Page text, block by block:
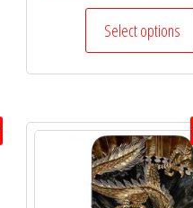
Select options